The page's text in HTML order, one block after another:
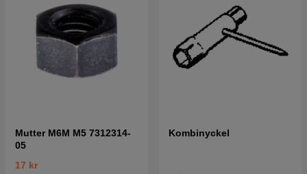
Mutter M6M M5 7312314-
05
17 kr
Kombinyckel